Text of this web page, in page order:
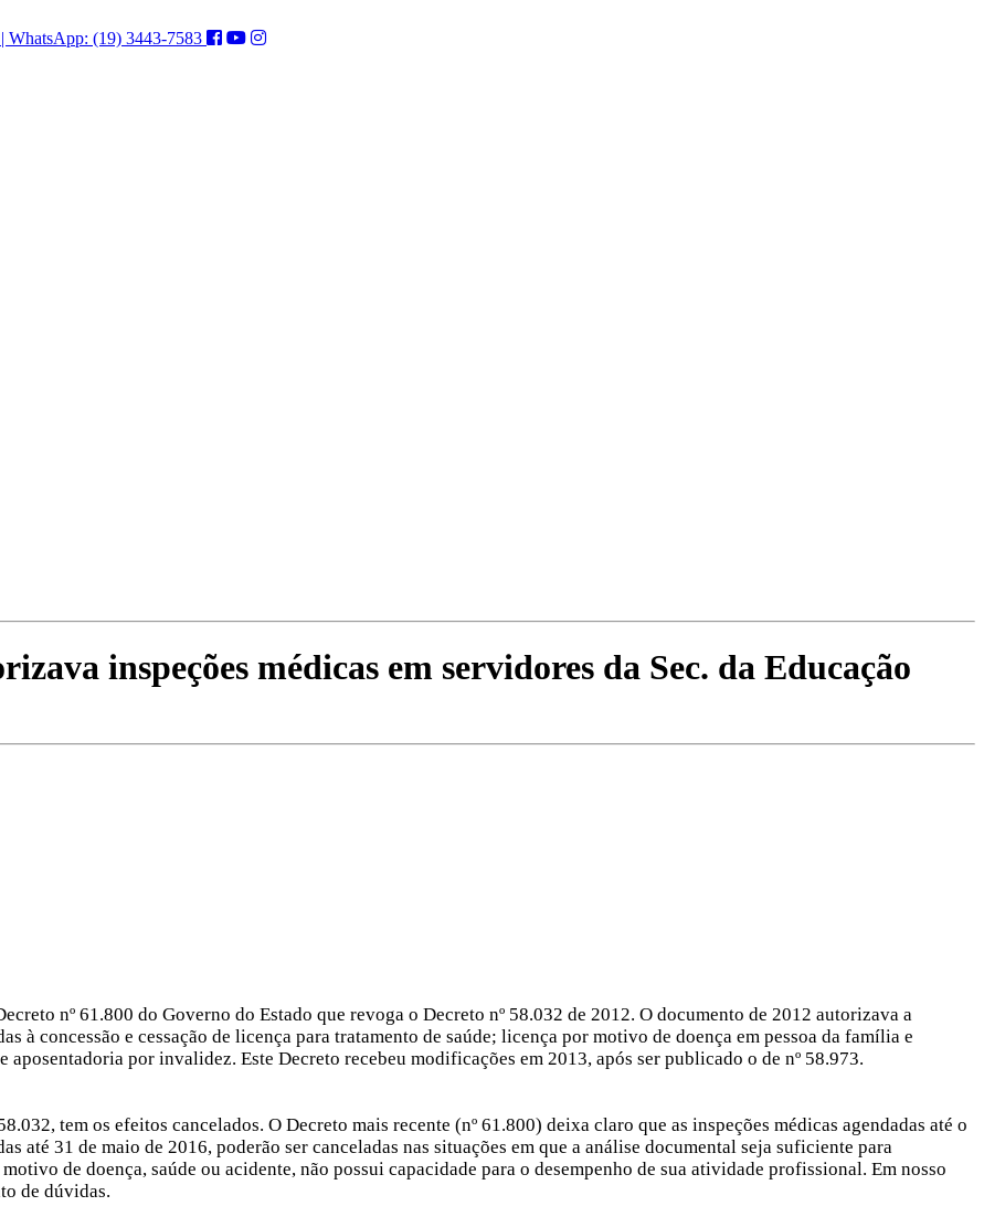
WhatsApp: (19) 3443-7583
inspeções médicas em servidores da Sec. da Educação
nº 61.800 do Governo do Estado que revoga o Decreto nº 58.032 de 2012. O documento de 2012 autorizava a
à concessão e cessação de licença para tratamento de saúde; licença por motivo de doença em pessoa da família e
por invalidez. Este Decreto recebeu modificações em 2013, após ser publicado o de nº 58.973.
tem os efeitos cancelados. O Decreto mais recente (nº 61.800) deixa claro que as inspeções médicas agendadas até o
até 31 de maio de 2016, poderão ser canceladas nas situações em que a análise documental seja suficiente para
de doença, saúde ou acidente, não possui capacidade para o desempenho de sua atividade profissional. Em nosso
de dúvidas.